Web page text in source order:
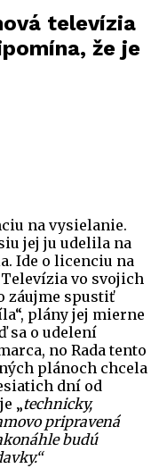
televízia
že je
na vysielanie.
jej ju udelila na
Ide o licenciu na
vo svojich
záujme spustiť
plány jej mierne
sa o udelení
no Rada tento
plánoch chcela
dní od
„technicky,
pripravená
budú